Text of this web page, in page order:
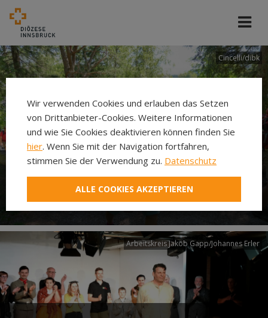
Cincelli/dibk
Neuer Pilgerweg Via
Laudato si’
Arbeitskreis Jakob Gapp/Johannes Erler
Wir verwenden Cookies und erlauben das Setzen
von Drittanbieter-Cookies. Weitere Informationen
und wie Sie Cookies deaktivieren können finden Sie
hier. Wenn Sie mit der Navigation fortfahren,
stimmen Sie der Verwendung zu. Datenschutz
ALLE COOKIES AKZEPTIEREN